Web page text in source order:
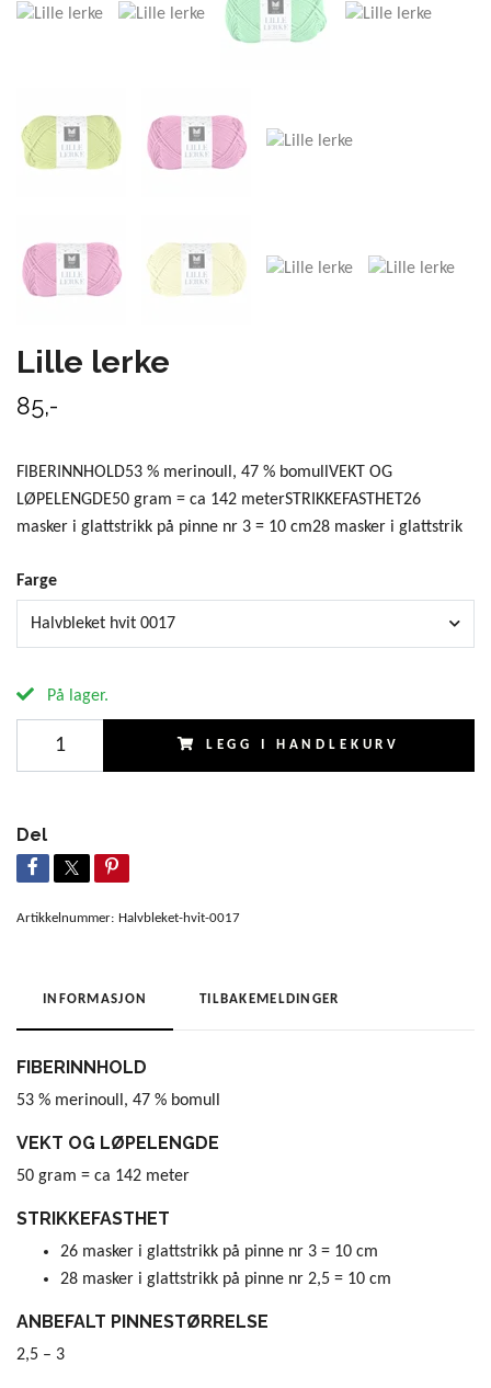
Lille lerke
85,-
FIBERINNHOLD53 % merinoull, 47 % bomullVEKT OG
LØPELENGDE50 gram = ca 142 meterSTRIKKEFASTHET26
masker i glattstrikk på pinne nr 3 = 10 cm28 masker i glattstrik
Farge
Halvbleket hvit 0017
På lager.
LEGG I HANDLEKURV
Del
Artikkelnummer: Halvbleket-hvit-0017
INFORMASJON TILBAKEMELDINGER
FIBERINNHOLD
53 % merinoull, 47 % bomull
VEKT OG LØPELENGDE
50 gram = ca 142 meter
STRIKKEFASTHET
26 masker i glattstrikk på pinne nr 3 = 10 cm
28 masker i glattstrikk på pinne nr 2,5 = 10 cm
ANBEFALT PINNESTØRRELSE
2,5 – 3